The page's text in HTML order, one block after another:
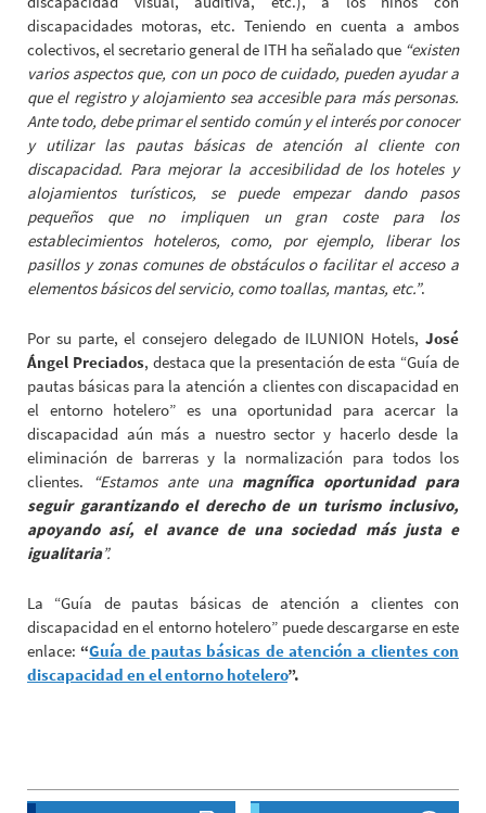
discapacidades motoras, etc. Teniendo en cuenta a ambos
colectivos, el secretario general de ITH ha señalado que “existen
varios aspectos que, con un poco de cuidado, pueden ayudar a
que el registro y alojamiento sea accesible para más personas.
Ante todo, debe primar el sentido común y el interés por conocer
y utilizar las pautas básicas de atención al cliente con
discapacidad. Para mejorar la accesibilidad de los hoteles y
alojamientos turísticos, se puede empezar dando pasos
pequeños que no impliquen un gran coste para los
establecimientos hoteleros, como, por ejemplo, liberar los
pasillos y zonas comunes de obstáculos o facilitar el acceso a
elementos básicos del servicio, como toallas, mantas, etc.”.
Por su parte, el consejero delegado de ILUNION Hotels, José
Ángel Preciados, destaca que la presentación de esta “Guía de
pautas básicas para la atención a clientes con discapacidad en
el entorno hotelero” es una oportunidad para acercar la
discapacidad aún más a nuestro sector y hacerlo desde la
eliminación de barreras y la normalización para todos los
clientes.
“Estamos ante una magnífica oportunidad para
seguir garantizando el derecho de un turismo inclusivo,
apoyando así, el avance de una sociedad más justa e
igualitaria”.
La “Guía de pautas básicas de atención a clientes con
discapacidad en el entorno hotelero” puede descargarse en este
enlace:“Guía de pautas básicas de atención a clientes con
discapacidad en el entorno hotelero”.